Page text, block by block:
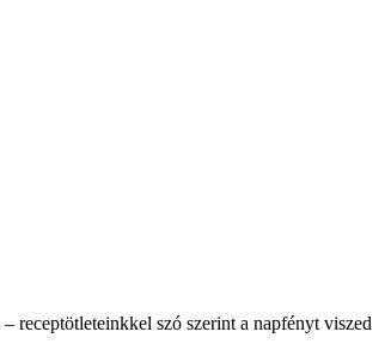
receptötleteinkkel szó szerint a napfényt viszed